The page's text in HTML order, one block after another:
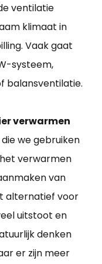
ventilatie
klimaat in
Vaak gaat
systeem,
balansventilatie.
verwarmen
we gebruiken
verwarmen
van
alternatief voor
uitstoot en
denken
er zijn meer